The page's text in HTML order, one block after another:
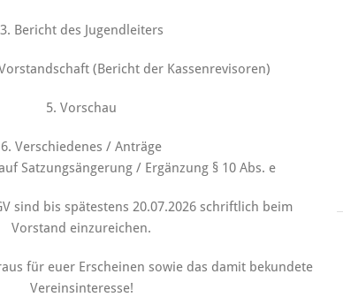
3. Bericht des Jugendleiters
(Bericht der Kassenrevisoren)
5. Vorschau
6. Verschiedenes / Anträge
Satzungsängerung / Ergänzung § 10 Abs. e
sind bis spätestens 20.07.2026 schriftlich beim
Vorstand einzureichen.
für euer Erscheinen sowie das damit bekundete
Vereinsinteresse!